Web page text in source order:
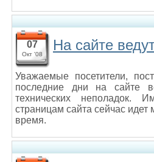
07
Окт '08
На сайте
Уважаемые посетители,
последние дни на сайте
технических неполадок.
страницам сайта сейчас
время.